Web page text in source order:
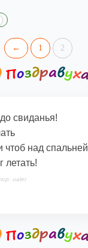
← 1 2
свиданья!
над спальней
летать!
ualer